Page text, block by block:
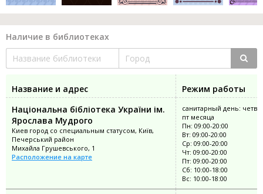
Наличие в библиотеках
Название и адрес
Режим работы
Національна бібліотека України ім.
Ярослава Мудрого
Киев город со специальным статусом, Київ,
Печерський район
Михайла Грушевського, 1
Расположение на карте
санитарный день:
пт месяца
Пн: 09:00-20:00
Вт: 09:00-20:00
Ср: 09:00-20:00
Чт: 09:00-20:00
Пт: 09:00-20:00
Сб: 10:00-18:00
Вс: 10:00-18:00